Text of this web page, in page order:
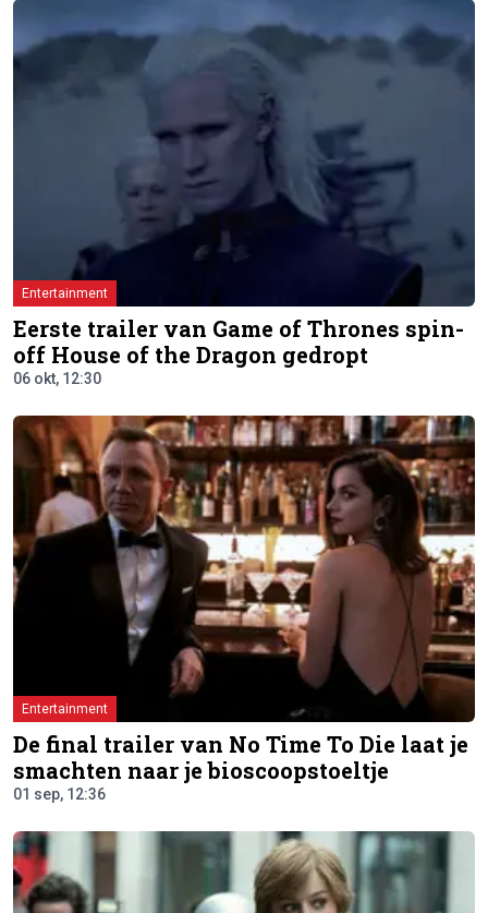
Entertainment
Eerste trailer van Game of Thrones spin-
off House of the Dragon gedropt
06 okt, 12:30
Entertainment
De final trailer van No Time To Die laat je
smachten naar je bioscoopstoeltje
01 sep, 12:36